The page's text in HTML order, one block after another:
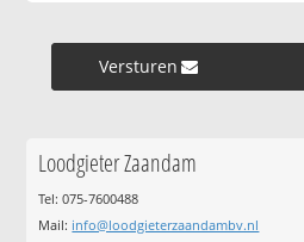
Versturen »
Loodgieter Zaandam
Tel: 075-7600488
Mail: info@loodgieterzaandambv.nl